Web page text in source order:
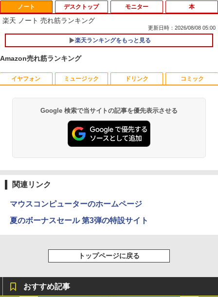
ノート
楽天 ノート 売れ筋ランキング
更新日時：2026/08/08 05:00
楽天ランキングをもっと見る
デスクトップ モニター 本
1
数学 大学入試問題解答集 2026 国公立大
￥5,665
い〜どぶと空と氷の姫君〜 10【電子書
付】 【電子書籍】[ 深山じお ]
Amazon売れ筋ランキング
イヤフォン
Anker Soundcore P40i オフホワイト
￥7,990
￥14,990
ミュージック
BRUCE WAYNE feat. Flo Milli, ATL Jacob
[Explicit]
￥250
￥250
￥250
ドリンク
【Amazon.co.jp限定】 い・ろ・は・す 2L P
ET ラベルレス ×8本
￥1,112
ットル (Smart Basic)
￥1,380
￥1,117
コミック
薬屋のひとりごと 17巻 (デジタル版ビッグガ
ンガンコミックス)
￥770
￥832
￥594
Google 検索で当サイトの記事を優先表示させる
関連リンク
マウスコンピューターのホームページ
夏のボーナスセール 第3弾の特設サイト
トップページに戻る
おすすめ記事